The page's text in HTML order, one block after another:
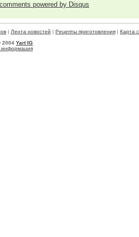
comments powered by Disqus
| Лента новостей | Рецепты приготовления | Карта
2004 Yart IG
информация